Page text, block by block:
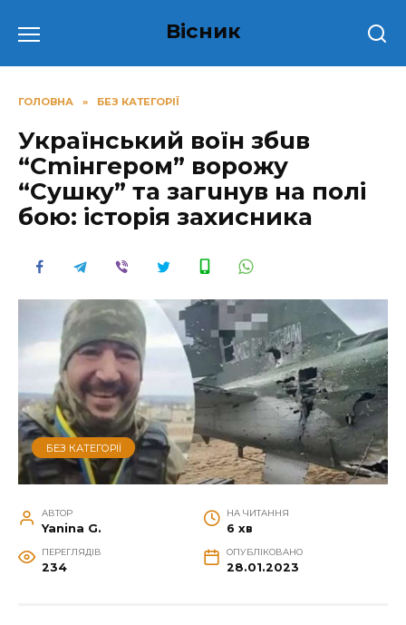
до
Вісник
ГОЛОВНА » БЕЗ КАТЕГОРІЇ
Український вoїн збuв
“Сmінгером” воpoжу
“Сушку” та загuнув на полі
бoю: історія захисника
БЕЗ КАТЕГОРІЇ
АВТОР
Yanina G.
НА ЧИТАННЯ
6 хв
ПЕРЕГЛЯДІВ
234
ОПУБЛІКОВАНО
28.01.2023